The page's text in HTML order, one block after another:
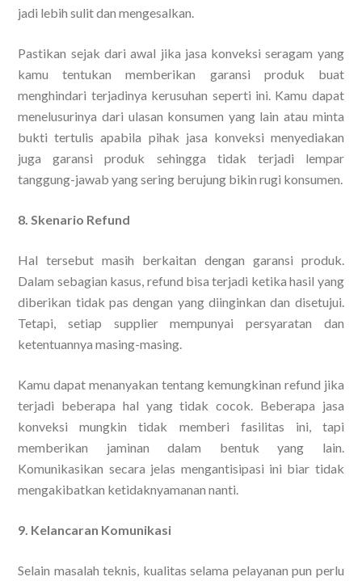
jadi lebih sulit dan mengesalkan.
Pastikan sejak dari awal jika jasa konveksi seragam yang
kamu tentukan memberikan garansi produk buat
menghindari terjadinya kerusuhan seperti ini. Kamu dapat
menelusurinya dari ulasan konsumen yang lain atau minta
bukti tertulis apabila pihak jasa konveksi menyediakan
juga garansi produk sehingga tidak terjadi lempar
tanggung-jawab yang sering berujung bikin rugi konsumen.
8. Skenario Refund
Hal tersebut masih berkaitan dengan garansi produk.
Dalam sebagian kasus, refund bisa terjadi ketika hasil yang
diberikan tidak pas dengan yang diinginkan dan disetujui.
Tetapi, setiap supplier mempunyai persyaratan dan
ketentuannya masing-masing.
Kamu dapat menanyakan tentang kemungkinan refund jika
terjadi beberapa hal yang tidak cocok. Beberapa jasa
konveksi mungkin tidak memberi fasilitas ini, tapi
memberikan jaminan dalam bentuk yang lain.
Komunikasikan secara jelas mengantisipasi ini biar tidak
mengakibatkan ketidaknyamanan nanti.
9. Kelancaran Komunikasi
Selain masalah teknis, kualitas selama pelayanan pun perlu